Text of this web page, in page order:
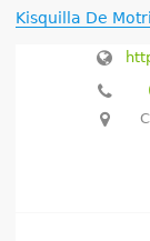
S
Kisquilla De